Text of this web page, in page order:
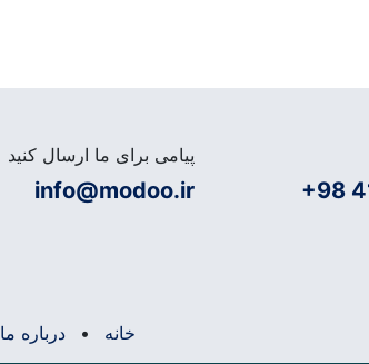
+98
پیامی برای ما ارسال کنید
info@modoo.ir
خانه • درباره ما